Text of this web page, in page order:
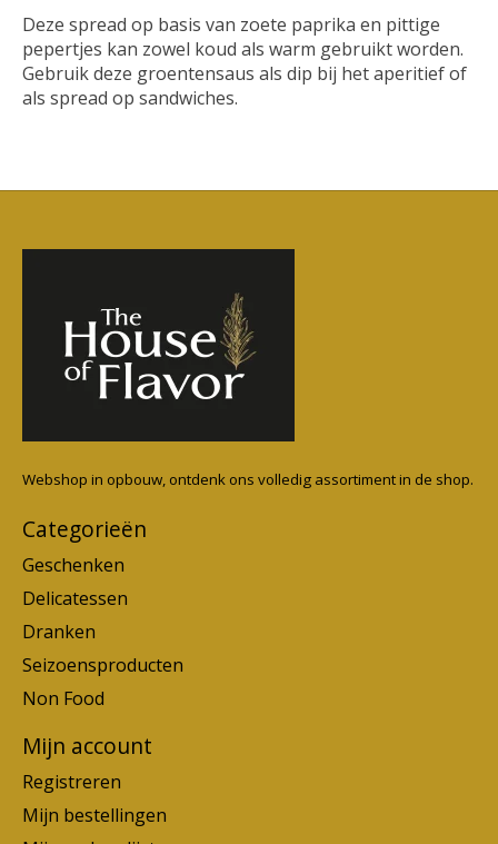
Deze spread op basis van zoete paprika en pittige
pepertjes kan zowel koud als warm gebruikt worden.
Gebruik deze groentensaus als dip bij het aperitief of
als spread op sandwiches.
Webshop in opbouw, ontdenk ons volledig assortiment in de shop.
Categorieën
Geschenken
Delicatessen
Dranken
Seizoensproducten
Non Food
Mijn account
Registreren
Mijn bestellingen